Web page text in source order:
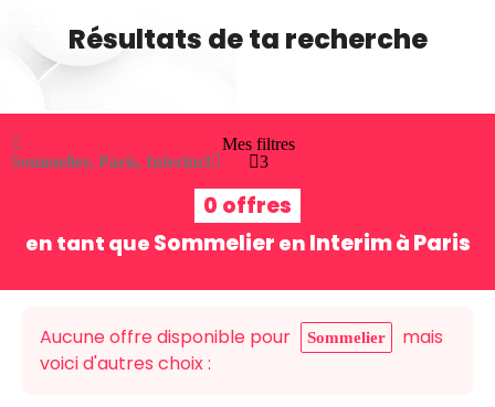
Résultats de ta recherche
Sommelier, Paris, Interim3
Mes filtres
3
0 offres
en tant que Sommelier en Interimà Paris
Aucune offre disponible pour Sommelier
mais
voici d'autres choix :